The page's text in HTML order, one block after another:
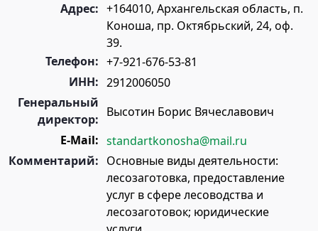
Адрес: +164010, Архангельская область, п.
Коноша, пр. Октябрьский, 24, оф.
39.
Телефон: +7-921-676-53-81
ИНН: 2912006050
Генеральный
директор: Высотин Борис Вячеславович
E-Mail: standartkonosha@mail.ru
Комментарий: Основные виды деятельности:
лесозаготовка, предоставление
услуг в сфере лесоводства и
лесозаготовок; юридические